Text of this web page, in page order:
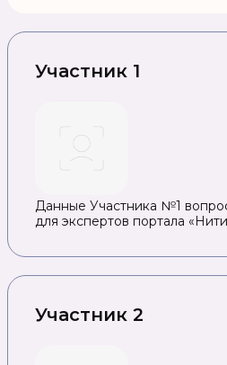
Участник 1
Данные Участника №1
для экспертов портала
Участник 2